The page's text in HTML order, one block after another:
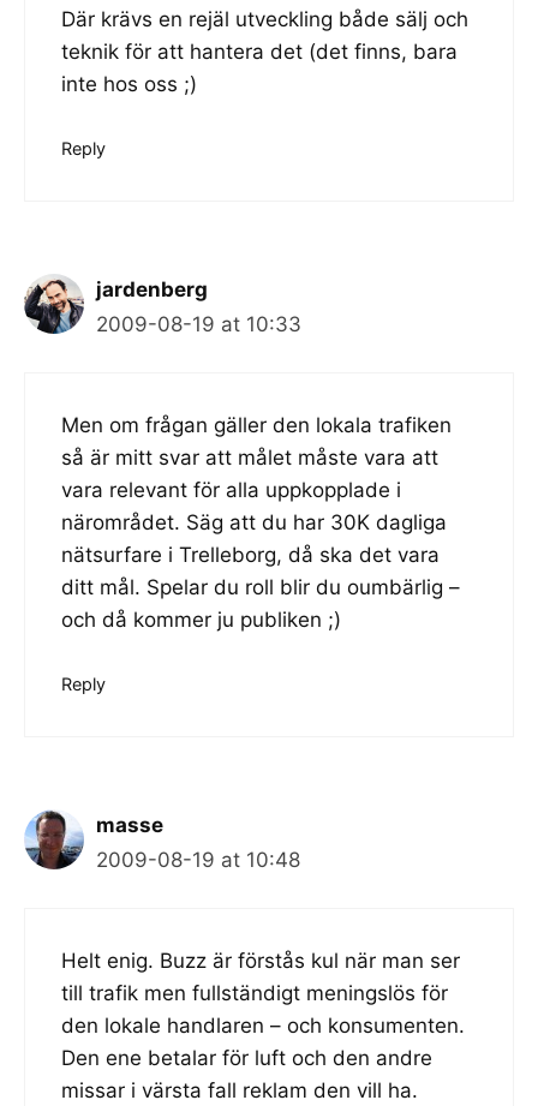
Där krävs en rejäl utveckling både sälj och
teknik för att hantera det (det finns, bara
inte hos oss ;)
Reply
jardenberg
2009-08-19 at 10:33
Men om frågan gäller den lokala trafiken
så är mitt svar att målet måste vara att
vara relevant för alla uppkopplade i
närområdet. Säg att du har 30K dagliga
nätsurfare i Trelleborg, då ska det vara
ditt mål. Spelar du roll blir du oumbärlig –
och då kommer ju publiken ;)
Reply
masse
2009-08-19 at 10:48
Helt enig. Buzz är förstås kul när man ser
till trafik men fullständigt meningslös för
den lokale handlaren – och konsumenten.
Den ene betalar för luft och den andre
missar i värsta fall reklam den vill ha.